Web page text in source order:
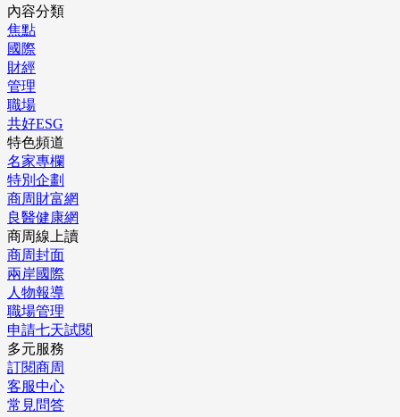
內容分類
焦點
國際
財經
管理
職場
共好ESG
特色頻道
名家專欄
特別企劃
商周財富網
良醫健康網
商周線上讀
商周封面
兩岸國際
人物報導
職場管理
申請七天試閱
多元服務
訂閱商周
客服中心
常見問答